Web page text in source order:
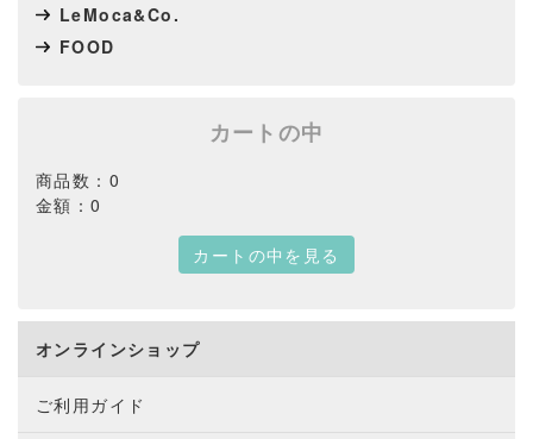
LeMoca&Co.
FOOD
カートの中
商品数：0
金額：0
カートの中を見る
オンラインショップ
ご利用ガイド